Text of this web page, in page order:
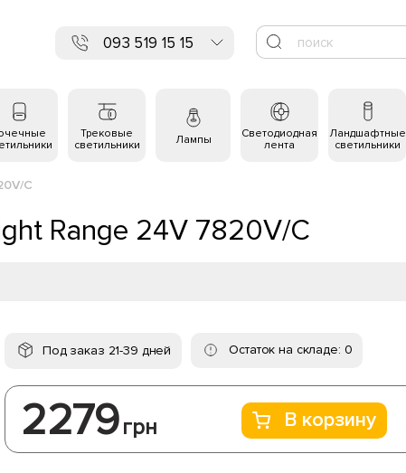
093 519 15 15
Трековые
светильники
Лампы
Светодиодная
лента
Ландшафтные
светильники
C
Range 24V 7820V/C
Под заказ 21-39 дней Остаток на складе: 0
2279 грн В корзину